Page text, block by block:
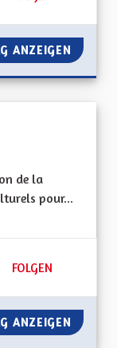
PARTICIPATION
ANZEIGEN
de la
pour...
50 FOLLOWER
FOLGEN
GRATUITÉ DES
ANZEIGEN